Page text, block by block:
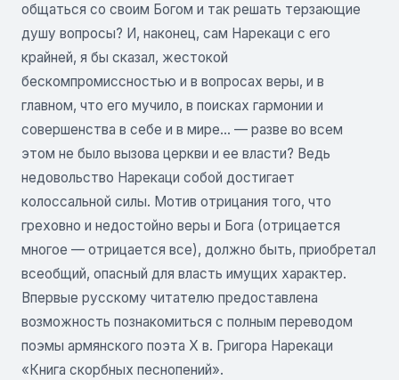
общаться со своим Богом и так решать терзающие
душу вопросы? И, наконец, сам Нарекаци с его
крайней, я бы сказал, жестокой
бескомпромиссностью и в вопросах веры, и в
главном, что его мучило, в поисках гармонии и
совершенства в себе и в мире... — разве во всем
этом не было вызова церкви и ее власти? Ведь
недовольство Нарекаци собой достигает
колоссальной силы. Мотив отрицания того, что
греховно и недостойно веры и Бога (отрицается
многое — отрицается все), должно быть, приобретал
всеобщий, опасный для власть имущих характер.
Впервые русскому читателю предоставлена
возможность познакомиться с полным переводом
поэмы армянского поэта X в. Григора Нарекаци
«Книга скорбных песнопений».